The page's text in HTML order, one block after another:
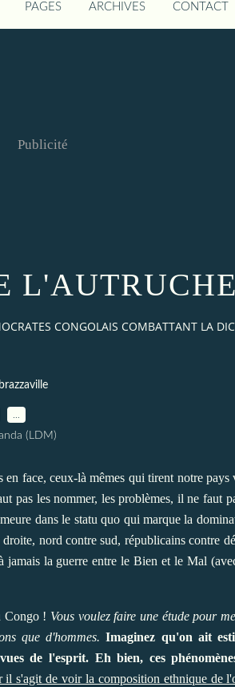
PAGES ARCHIVES CONTACT
Publicité
L'AUTRUCHE
CONGOLAIS COMBATTANT LA
(LDM)
face, ceux-là mêmes qui tirent notre pays
pas les nommer, les problèmes, il ne faut
dans le statu quo qui marque la
nord contre sud, républicains contre
la guerre entre le Bien et le Mal
Congo ! Vous voulez faire une étude pour
que d'hommes. Imaginez qu'on ait
de l'esprit. Eh bien, ces
s'agit de voir la composition ethnique de